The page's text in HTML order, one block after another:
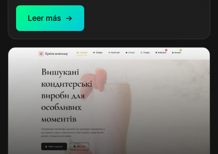
створений для вирішення типової проблеми
відпочиваючих - потреби у надійному та зручному
визначних пам'яток та інших туристичних локацій.
Leer más